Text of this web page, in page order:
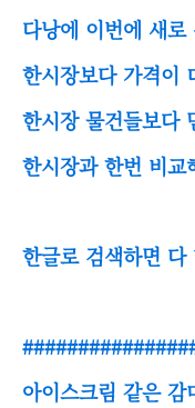
다낭에 이번에 새
한시장보다 가격이
한시장 물건들보다
한시장과 한번 비교
한글로 검색하면
아이스크림 같은 감